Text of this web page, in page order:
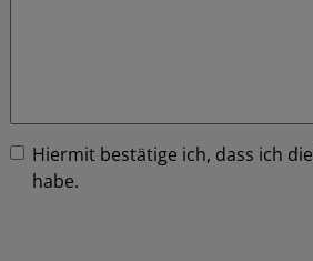
Hiermit bestätige ich, dass ich die
habe.